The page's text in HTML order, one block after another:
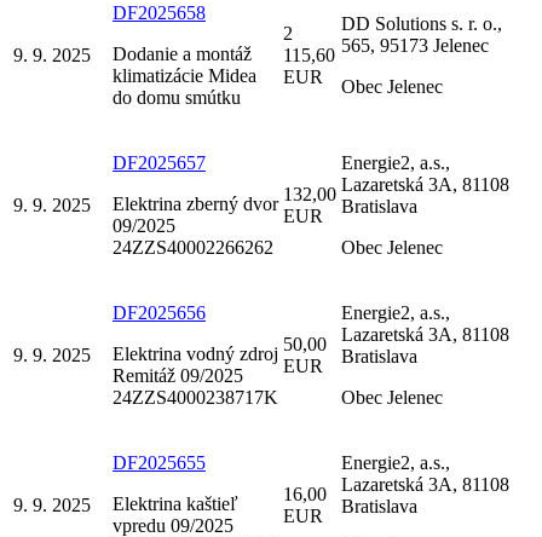
9. 9. 2025
DF2025658
Dodanie a montáž
klimatizácie Midea
do domu smútku
2
115,60
EUR
DD Solutions s. r. o.,
565, 95173 Jelenec
Obec Jelenec
9. 9. 2025
DF2025657
Elektrina zberný dvor
09/2025
24ZZS40002266262
132,00
EUR
Energie2, a.s.,
Lazaretská 3A, 81108
Bratislava
Obec Jelenec
9. 9. 2025
DF2025656
Elektrina vodný zdroj
Remitáž 09/2025
24ZZS4000238717K
50,00
EUR
Energie2, a.s.,
Lazaretská 3A, 81108
Bratislava
Obec Jelenec
9. 9. 2025
DF2025655
Elektrina kaštieľ
vpredu 09/2025
16,00
EUR
Energie2, a.s.,
Lazaretská 3A, 81108
Bratislava